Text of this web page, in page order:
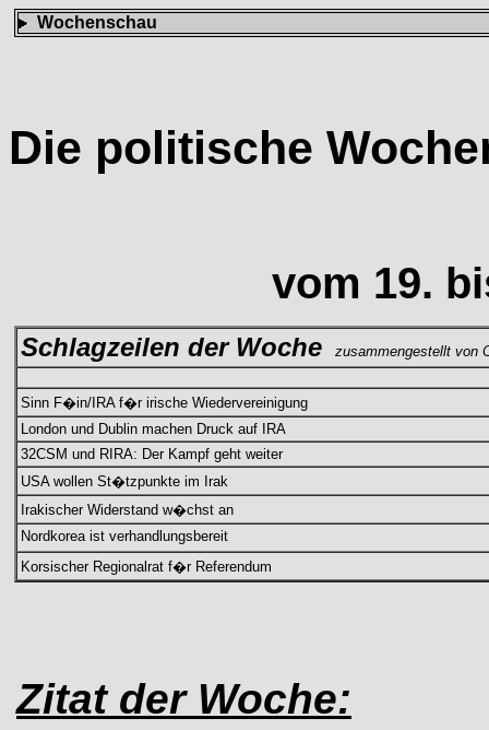
Wochenschau
Die politische
vom 19.
Schlagzeilen der Woche zusammengestellt von
Sinn F�in/IRA f�r irische Wiedervereinigung
London und Dublin machen Druck auf IRA
32CSM und RIRA: Der Kampf geht weiter
USA wollen St�tzpunkte im Irak
Irakischer Widerstand w�chst an
Nordkorea ist verhandlungsbereit
Korsischer Regionalrat f�r Referendum
Zitat der Woche: